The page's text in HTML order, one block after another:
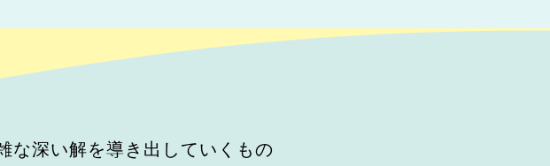
な深い解を導き出していくもの